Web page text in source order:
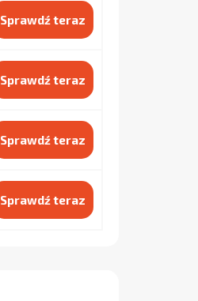
Sprawdź teraz
Sprawdź teraz
Sprawdź teraz
Sprawdź teraz